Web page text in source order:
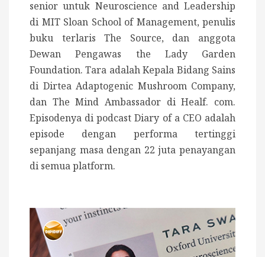
senior untuk Neuroscience and Leadership
di MIT Sloan School of Management, penulis
buku terlaris The Source, dan anggota
Dewan Pengawas the Lady Garden
Foundation. Tara adalah Kepala Bidang Sains
di Dirtea Adaptogenic Mushroom Company,
dan The Mind Ambassador di Healf. com.
Episodenya di podcast Diary of a CEO adalah
episode dengan performa tertinggi
sepanjang masa dengan 22 juta penayangan
di semua platform.